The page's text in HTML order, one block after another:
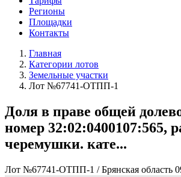
Регионы
Площадки
Контакты
Главная
Категории лотов
Земельные участки
Лот №67741-ОТПП-1
Доля в праве общей
номер 32:02:0400107:565,
черемушки. кате...
Лот №67741-ОТПП-1 / Брянская область